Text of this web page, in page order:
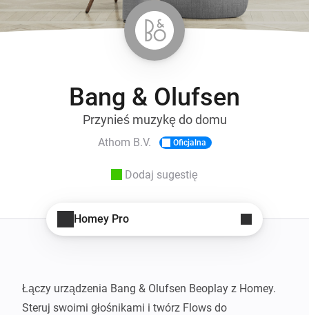
Bang & Olufsen
Przynieś muzykę do domu
Athom B.V. Oficjalna
Dodaj sugestię
Homey Pro
Łączy urządzenia Bang & Olufsen Beoplay z Homey.
Steruj swoimi głośnikami i twórz Flows do